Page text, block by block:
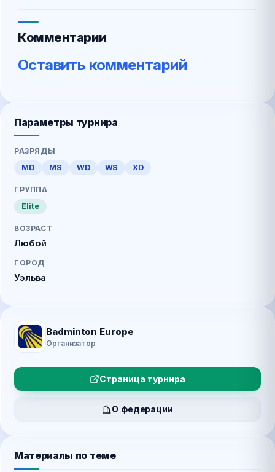
Комментарии
Оставить комментарий
Параметры турнира
РАЗРЯДЫ
MD
MS WD WS XD
ГРУППА
Elite
ВОЗРАСТ
Любой
ГОРОД
Уэльва
Badminton Europe
Организатор
Страница турнира
О федерации
Материалы по теме